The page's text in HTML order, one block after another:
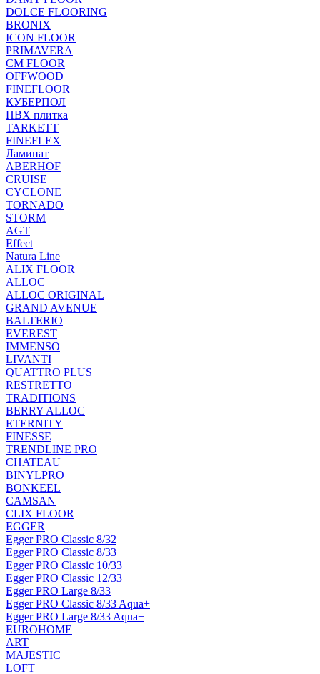
DOLCE FLOORING
BRONIX
ICON FLOOR
PRIMAVERA
CM FLOOR
OFFWOOD
FINEFLOOR
КУБЕРПОЛ
ПВХ плитка
TARKETT
FINEFLEX
Ламинат
ABERHOF
CRUISE
CYCLONE
TORNADO
STORM
AGT
Effect
Natura Line
ALIX FLOOR
ALLOC
ALLOC ORIGINAL
GRAND AVENUE
BALTERIO
EVEREST
IMMENSO
LIVANTI
QUATTRO PLUS
RESTRETTO
TRADITIONS
BERRY ALLOC
ETERNITY
FINESSE
TRENDLINE PRO
CHATEAU
BINYLPRO
BONKEEL
CAMSAN
CLIX FLOOR
EGGER
Egger PRO Classic 8/32
Egger PRO Classic 8/33
Egger PRO Classic 10/33
Egger PRO Classic 12/33
Egger PRO Large 8/33
Egger PRO Classic 8/33 Aqua+
Egger PRO Large 8/33 Aqua+
EUROHOME
ART
MAJESTIC
LOFT